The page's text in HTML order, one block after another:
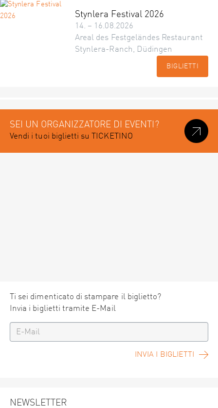
Stynlera Festival 2026
14. – 16.08.2026
Areal des Festgeländes Restaurant
Stynlera-Ranch, Düdingen
BIGLIETTI
SEI UN ORGANIZZATORE DI EVENTI?
Vendi i tuoi biglietti su TICKETINO
Ti sei dimenticato di stampare il biglietto?
Invia i biglietti tramite E-Mail
INVIA I BIGLIETTI
NEWSLETTER